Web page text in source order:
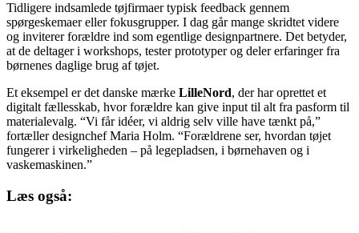
Tidligere indsamlede tøjfirmaer typisk feedback gennem
spørgeskemaer eller fokusgrupper. I dag går mange skridtet videre
og inviterer forældre ind som egentlige designpartnere. Det betyder,
at de deltager i workshops, tester prototyper og deler erfaringer fra
børnenes daglige brug af tøjet.
Et eksempel er det danske mærke LilleNord, der har oprettet et
digitalt fællesskab, hvor forældre kan give input til alt fra pasform til
materialevalg. “Vi får idéer, vi aldrig selv ville have tænkt på,”
fortæller designchef Maria Holm. “Forældrene ser, hvordan tøjet
fungerer i virkeligheden – på legepladsen, i børnehaven og i
vaskemaskinen.”
Læs også: